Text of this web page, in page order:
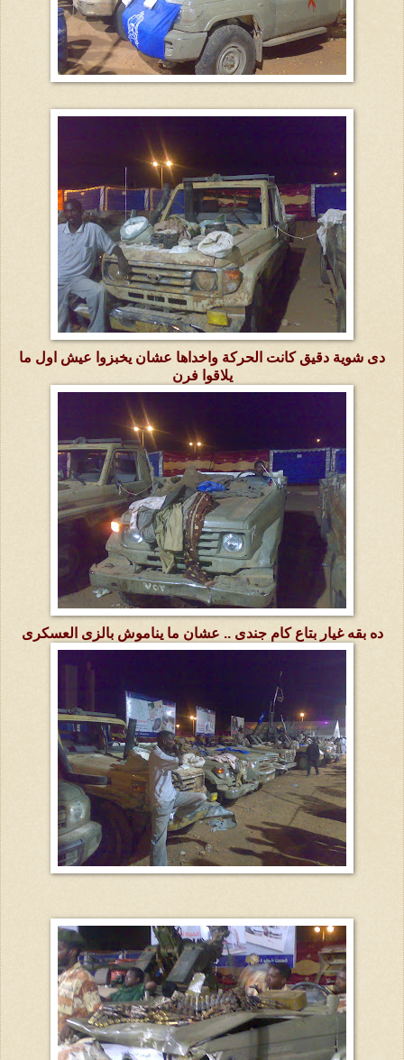
دى شوية دقيق كانت الحركة واخداها عشان يخبزوا عيش اول ما
يلاقوا فرن
ده بقه غيار بتاع كام جندى .. عشان ما يناموش بالزى العسكرى